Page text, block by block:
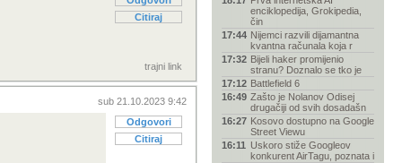
Citiraj
trajni link
sub 21.10.2023 9:42
Odgovori
Citiraj
enciklopedija, Grokipedia,
čin
17:44 Nijemci razvili dijamantna
kvantna računala koja r
17:32 Bijeli haker promijenio
stranu? Doznalo se tko je
17:12 Battlefield 6
16:49 Zašto je Nolanov Odisej
drugačiji od svih dosadašn
16:27 Kosovo dostupno na Google
Street Viewu
16:11 Uskoro stiže Googleov
konkurent AirTagu, poznata i